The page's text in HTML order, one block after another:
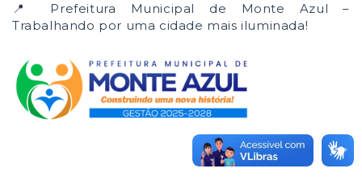
📍 Prefeitura Municipal de Monte Azul –
Trabalhando por uma cidade mais iluminada!